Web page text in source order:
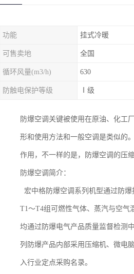
功能 挂式冷暖
可售卖地 全国
循环风量(m3/h) 630
防触电保护等级 Ⅰ级
防爆空调关键被使用在原油、化工
形和使用方法和一般空调是类似的
作用，不一样的是，防爆空调的压
防爆空调简介：
宏中格防爆空调系列机型通过防
T1～T4组可燃性气体、蒸汽与空气
均通过防爆电气产品质量监督检测
列防爆产品内部采用压缩机、微电
入行业定点采购名录。